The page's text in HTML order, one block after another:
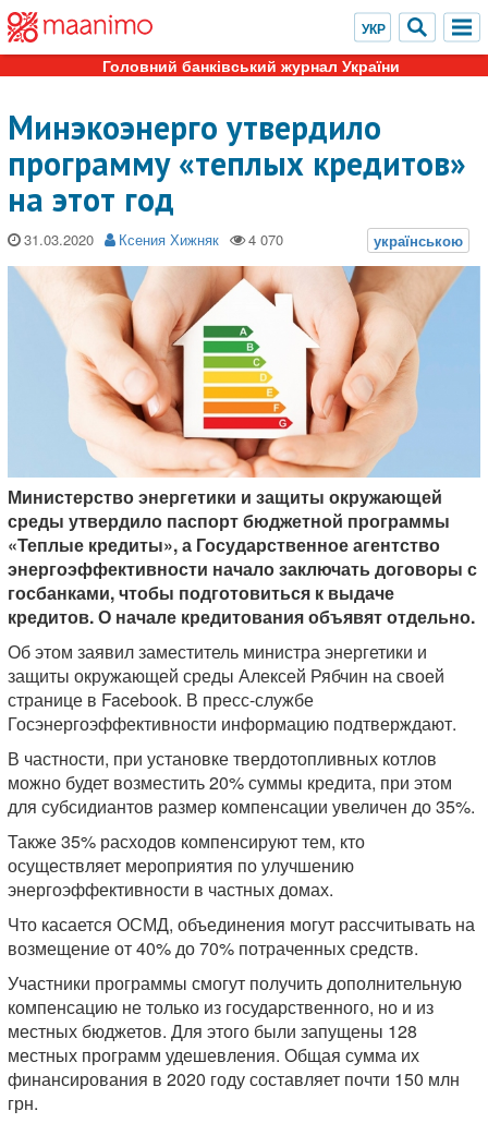
Головний банківський журнал України
Минэкоэнерго утвердило
программу «теплых кредитов»
на этот год
31.03.2020 Ксения Хижняк
Министерство энергетики и защиты окружающей
среды утвердило паспорт бюджетной программы
«Теплые кредиты», а Государственное агентство
энергоэффективности начало заключать договоры с
госбанками, чтобы подготовиться к выдаче
кредитов. О начале кредитования объявят отдельно.
Об этом заявил заместитель министра энергетики и
защиты окружающей среды Алексей Рябчин на своей
странице в Facebook. В пресс-службе
Госэнергоэффективности информацию подтверждают.
В частности, при установке твердотопливных котлов
можно будет возместить 20% суммы кредита, при этом
для субсидиантов размер компенсации увеличен до 35%.
Также 35% расходов компенсируют тем, кто
осуществляет мероприятия по улучшению
энергоэффективности в частных домах.
Что касается ОСМД, объединения могут рассчитывать на
возмещение от 40% до 70% потраченных средств.
Участники программы смогут получить дополнительную
компенсацию не только из государственного, но и из
местных бюджетов. Для этого были запущены 128
местных программ удешевления. Общая сумма их
финансирования в 2020 году составляет почти 150 млн
грн.